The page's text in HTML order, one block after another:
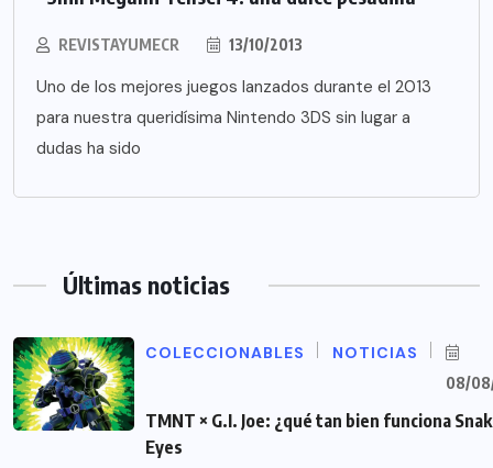
REVISTAYUMECR 13/10/2013
Uno de los mejores juegos lanzados durante el 2013
para nuestra queridísima Nintendo 3DS sin lugar a
dudas ha sido
Últimas noticias
COLECCIONABLES NOTICIAS
08/
TMNT × G.I. Joe: ¿qué tan bien funciona
Eyes